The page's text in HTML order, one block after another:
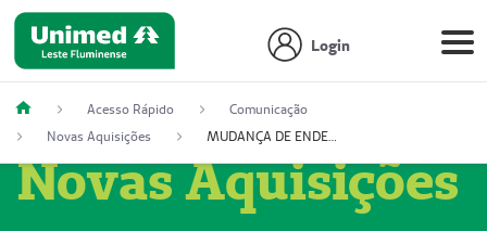
Login
Acesso Rápido
Comunicação
Novas Aquisições
MUDANÇA DE ENDEREÇO - DIAGITAB SERVIÇOS MÉDICOS LTDA (54003267-5)
Novas Aquisições